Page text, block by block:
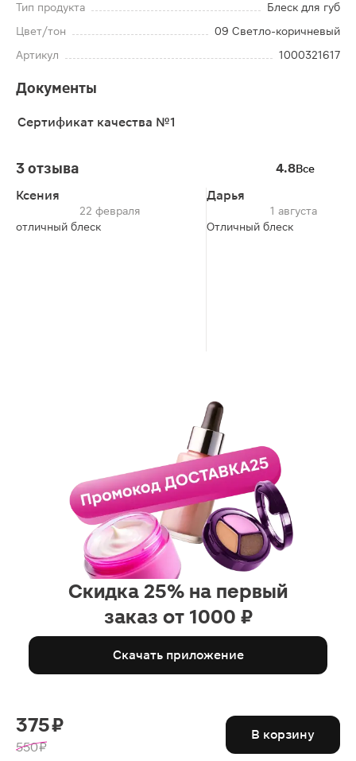
Тип продукта
Блеск для губ
Цвет/тон
09 Светло-коричневый
Артикул
1000321617
Документы
Сертификат качества №1
3 отзыва 4.8Все
Ксения
22 февраля
отличный блеск
Дарья
1 августа
Отличный блеск
Скидка 25% на первый
заказ от 1000 ₽
Скачать приложение
375 ₽
550 ₽
В корзину